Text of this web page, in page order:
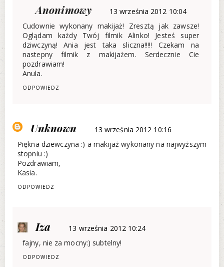
Anonimowy
13 września 2012 10:04
Cudownie wykonany makijaż! Zresztą jak zawsze!
Oglądam każdy Twój filmik Alinko! Jesteś super
dziwczyną! Ania jest taka sliczna!!!!! Czekam na
nastepny filmik z makijażem. Serdecznie Cie
pozdrawiam!
Anula.
ODPOWIEDZ
Unknown
13 września 2012 10:16
Piękna dziewczyna :) a makijaż wykonany na najwyższym
stopniu :)
Pozdrawiam,
Kasia.
ODPOWIEDZ
Iza
13 września 2012 10:24
fajny, nie za mocny:) subtelny!
ODPOWIEDZ